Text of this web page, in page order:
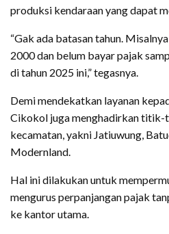
produksi kendaraan yang dapat
“Gak ada batasan tahun.
2000 dan belum bayar pajak
di tahun 2025 ini,” tegasnya.
Demi mendekatkan layanan
Cikokol juga menghadirkan titik-
kecamatan, yakni Jatiuwung,
Modernland.
Hal ini dilakukan untuk
mengurus perpanjangan pajak
ke kantor utama.